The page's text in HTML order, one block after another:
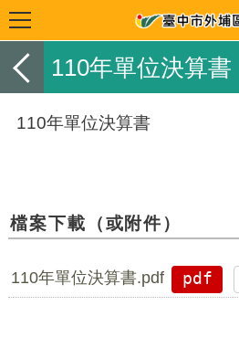
110年單位決算書
110年單位決算書
檔案下載（或附件）
110年單位決算書.pdf pdf